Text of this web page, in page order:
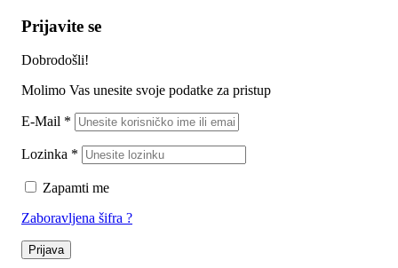
Prijavite se
Dobrodošli!
Molimo Vas unesite svoje podatke za pristup
E-Mail *
Lozinka *
Zapamti me
Zaboravljena šifra ?
Prijava